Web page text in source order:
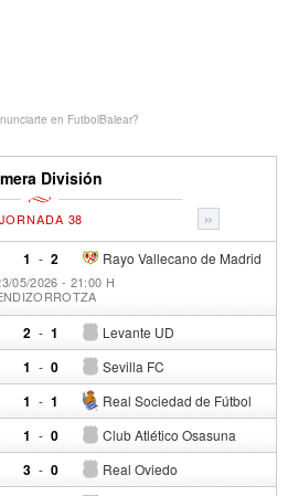
en FutbolBalear?
División
»
JORNADA 38
1 - Rayo Vallecano de Madrid
2
05/2026 - 21:00 H
2 - Levante UD
1
1 - Sevilla FC
0
1 - Real Sociedad de Fútbol
1
1 - Club Atlético Osasuna
0
3 - Real Oviedo
0